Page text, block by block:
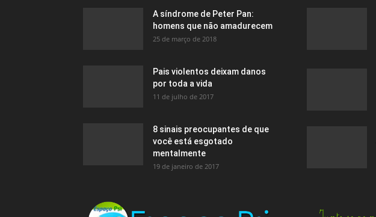
A síndrome de Peter Pan:
homens que não amadurecem
25 de março de 2018
Pais violentos deixam danos
por toda a vida
11 de julho de 2017
8 sinais preocupantes de que
você está esgotado
mentalmente
19 de janeiro de 2017